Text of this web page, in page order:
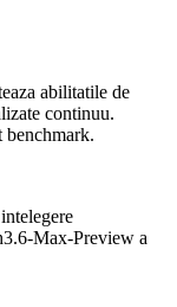
abilitatile de
continuu.
Max-Preview a